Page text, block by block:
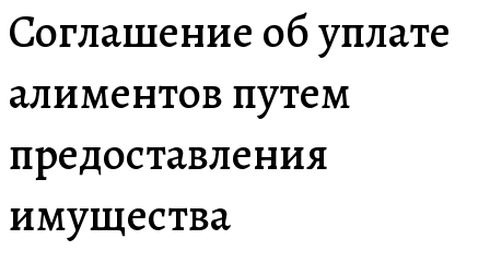
Соглашение об уплате
алиментов путем
предоставления
имущества